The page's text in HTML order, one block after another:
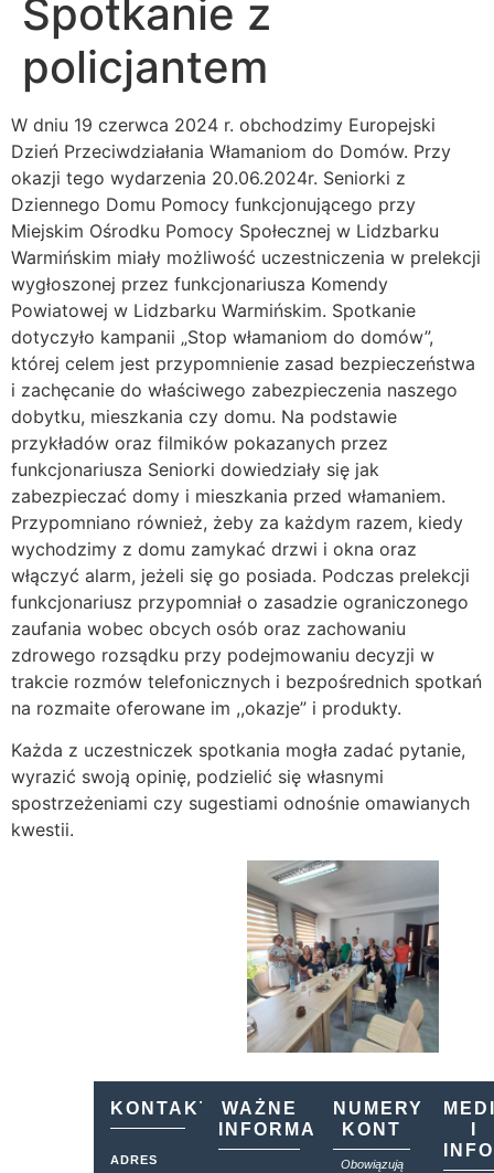
Spotkanie z
policjantem
W dniu 19 czerwca 2024 r. obchodzimy Europejski
Dzień Przeciwdziałania Włamaniom do Domów. Przy
okazji tego wydarzenia 20.06.2024r. Seniorki z
Dziennego Domu Pomocy funkcjonującego przy
Miejskim Ośrodku Pomocy Społecznej w Lidzbarku
Warmińskim miały możliwość uczestniczenia w prelekcji
wygłoszonej przez funkcjonariusza Komendy
Powiatowej w Lidzbarku Warmińskim. Spotkanie
dotyczyło kampanii „Stop włamaniom do domów”,
której celem jest przypomnienie zasad bezpieczeństwa
i zachęcanie do właściwego zabezpieczenia naszego
dobytku, mieszkania czy domu. Na podstawie
przykładów oraz filmików pokazanych przez
funkcjonariusza Seniorki dowiedziały się jak
zabezpieczać domy i mieszkania przed włamaniem.
Przypomniano również, żeby za każdym razem, kiedy
wychodzimy z domu zamykać drzwi i okna oraz
włączyć alarm, jeżeli się go posiada. Podczas prelekcji
funkcjonariusz przypomniał o zasadzie ograniczonego
zaufania wobec obcych osób oraz zachowaniu
zdrowego rozsądku przy podejmowaniu decyzji w
trakcie rozmów telefonicznych i bezpośrednich spotkań
na rozmaite oferowane im ,,okazje” i produkty.
Każda z uczestniczek spotkania mogła zadać pytanie,
wyrazić swoją opinię, podzielić się własnymi
spostrzeżeniami czy sugestiami odnośnie omawianych
kwestii.
KONTAKT
ADRES
WAŻNE
INFORMACJE
NUMERY
KONT
Obowiązują